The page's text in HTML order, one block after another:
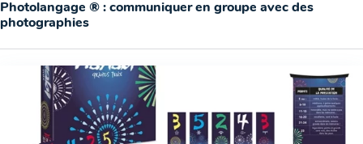
Photolangage ® : communiquer en groupe avec des
photographies